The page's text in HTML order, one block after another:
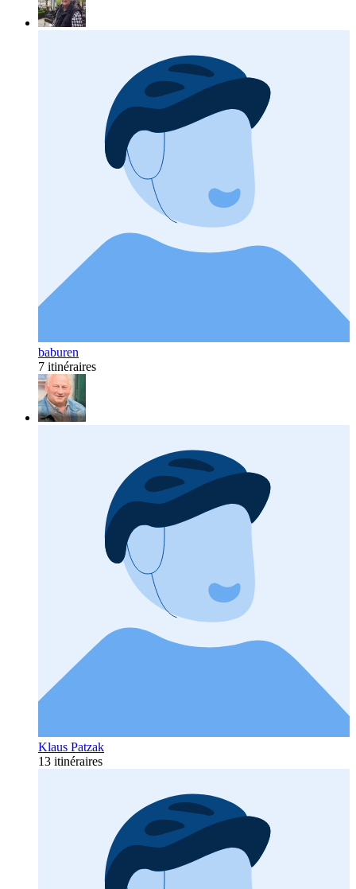
baburen
7 itinéraires
Klaus Patzak
13 itinéraires